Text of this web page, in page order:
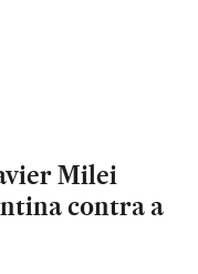
Milei
contra a